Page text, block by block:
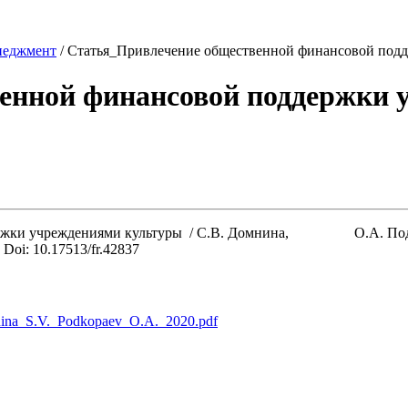
/Статья_Привлечение общественной финансовой
финансовой
учреждениями культуры / С.В. Домнина, О.А.
10.17513/fr.42837